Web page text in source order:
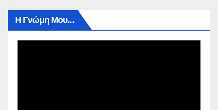
Η Γνώμη Μου…